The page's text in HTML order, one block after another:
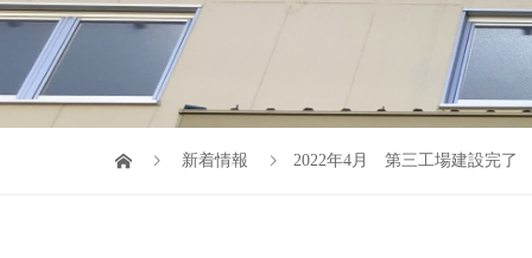
新着情報 2022年4月 第三工場建設完了